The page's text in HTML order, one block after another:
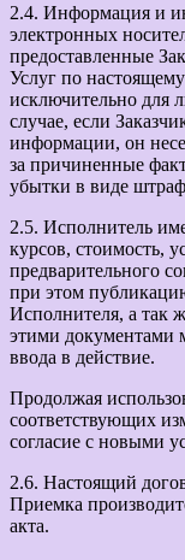
2.4. Информация и
электронных
предоставленные
Услуг по
исключительно для
случае, если
информации, он
за причиненные
убытки в виде
2.5. Исполнитель
курсов, стоимость,
предварительного
при этом
Исполнителя, а так
этими документами
ввода в действие.
Продолжая
соответствующих
согласие с новыми
2.6. Настоящий
Приемка
акта.